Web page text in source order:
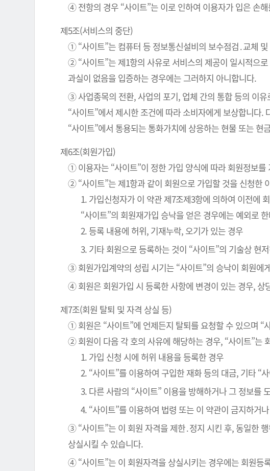
④ 전항의 경우 “사이트”는 이로 인하여 이용자가 입은 손
제5조(서비스의 중단)
① “사이트”는 컴퓨터 등 정보통신설비의 보수점검․교체
② “사이트”는 제1항의 사유로 서비스의 제공이 일시적으
과실이 없음을 입증하는 경우에는 그러하지 아니합니다.
③ 사업종목의 전환, 사업의 포기, 업체 간의 통합 등의 이
“사이트”에서 제시한 조건에 따라 소비자에게 보상합니다
“사이트”에서 통용되는 통화가치에 상응하는 현물 또는 현
제6조(회원가입)
① 이용자는 “사이트”이 정한 가입 양식에 따라 회원정보
② “사이트”는 제1항과 같이 회원으로 가입할 것을 신청한
1. 가입신청자가 이 약관 제7조제3항에 의하여 이전에
“사이트”의 회원재가입 승낙을 얻은 경우에는 예외로
2. 등록 내용에 허위, 기재누락, 오기가 있는 경우
3. 기타 회원으로 등록하는 것이 “사이트”의 기술상 현
③ 회원가입계약의 성립 시기는 “사이트”의 승낙이 회원에
④ 회원은 회원가입 시 등록한 사항에 변경이 있는 경우, 상
제7조(회원 탈퇴 및 자격 상실 등)
① 회원은 “사이트”에 언제든지 탈퇴를 요청할 수 있으며 “
② 회원이 다음 각 호의 사유에 해당하는 경우, “사이트”는
1. 가입 신청 시에 허위 내용을 등록한 경우
2. “사이트”를 이용하여 구입한 재화 등의 대금, 기타 “
3. 다른 사람의 “사이트” 이용을 방해하거나 그 정보를
4. “사이트”를 이용하여 법령 또는 이 약관이 금지하거
③ “사이트”는 이 회원 자격을 제한․정지 시킨 후, 동일한
상실시킬 수 있습니다.
④ “사이트”는 이 회원자격을 상실시키는 경우에는 회원등